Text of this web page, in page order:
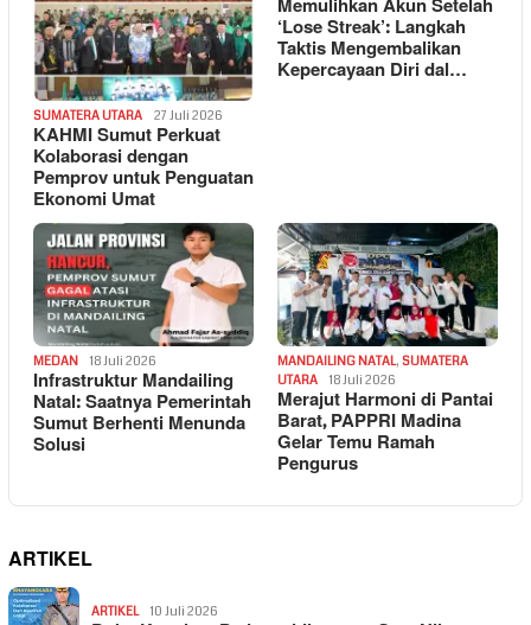
SUMATERA UTARA 27 Juli 2026
KAHMI Sumut Perkuat
Kolaborasi dengan
Pemprov untuk Penguatan
Ekonomi Umat
Memulihkan Akun Setelah
‘Lose Streak’: Langkah
Taktis Mengembalikan
Kepercayaan Diri dal…
MEDAN 18 Juli 2026
Infrastruktur Mandailing
Natal: Saatnya Pemerintah
Sumut Berhenti Menunda
Solusi
MANDAILING NATAL, SUMATERA
UTARA
18 Juli 2026
Merajut Harmoni di Pantai
Barat, PAPPRI Madina
Gelar Temu Ramah
Pengurus
ARTIKEL
ARTIKEL 10 Juli 2026